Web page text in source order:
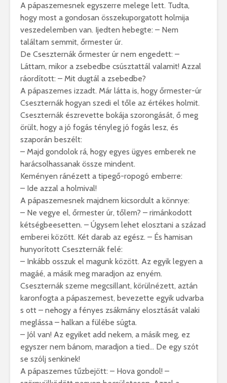
A pápaszemesnek egyszerre melege lett. Tudta,
hogy most a gondosan összekuporgatott holmija
veszedelemben van. Ijedten hebegte: – Nem
találtam semmit, őrmester úr.
De Cseszternák őrmester úr nem engedett: –
Láttam, mikor a zsebedbe csúsztattál valamit! Azzal
ráordított: – Mit dugtál a zsebedbe?
A pápaszemes izzadt. Már látta is, hogy őrmester-úr
Cseszternák hogyan szedi el tőle az értékes holmit.
Cseszternák észrevette bokája szorongását, ő meg
örült, hogy a jó fogás tényleg jó fogás lesz, és
szaporán beszélt:
– Majd gondolok rá, hogy egyes ügyes emberek ne
harácsolhassanak össze mindent.
Keményen ránézett a tipegő-ropogó emberre:
– Ide azzal a holmival!
A pápaszemesnek majdnem kicsordult a könnye:
– Ne vegye el, őrmester úr, tőlem? – rimánkodott
kétségbeesetten. – Úgysem lehet elosztani a század
emberei között. Két darab az egész. – És hamisan
hunyorított Cseszternák felé:
– Inkább osszuk el magunk között. Az egyik legyen a
magáé, a másik meg maradjon az enyém.
Cseszternák szeme megcsillant, körülnézett, aztán
karonfogta a pápaszemest, bevezette egyik udvarba
s ott – nehogy a fényes zsákmány elosztását valaki
meglássa – halkan a fülébe súgta.
– Jól van! Az egyiket add nekem, a másik meg, ez
egyszer nem bánom, maradjon a tied… De egy szót
se szólj senkinek!
A pápaszemes tűzbejött: – Hova gondol! –